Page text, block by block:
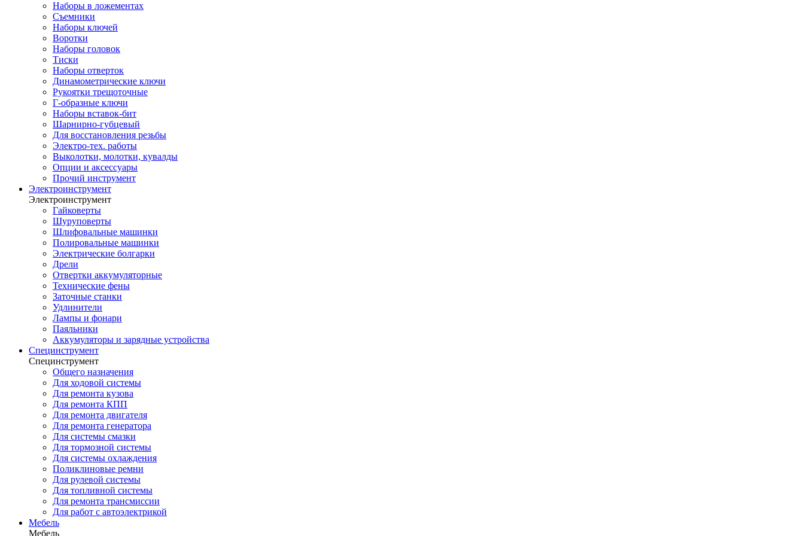
Наборы в ложементах
Съемники
Наборы ключей
Воротки
Наборы головок
Тиски
Наборы отверток
Динамометрические ключи
Рукоятки трещоточные
Г-образные ключи
Наборы вставок-бит
Шарнирно-губцевый
Для восстановления резьбы
Электро-тех. работы
Выколотки, молотки, кувалды
Опции и аксессуары
Прочий инструмент
Электроинструмент
Электроинструмент
Гайковерты
Шуруповерты
Шлифовальные машинки
Полировальные машинки
Электрические болгарки
Дрели
Отвертки аккумуляторные
Технические фены
Заточные станки
Удлинители
Лампы и фонари
Паяльники
Аккумуляторы и зарядные устройства
Специнструмент
Специнструмент
Общего назначения
Для ходовой системы
Для ремонта кузова
Для ремонта КПП
Для ремонта двигателя
Для ремонта генератора
Для системы смазки
Для тормозной системы
Для системы охлаждения
Поликлиновые ремни
Для рулевой системы
Для топливной системы
Для ремонта трансмиссии
Для работ с автоэлектрикой
Мебель
Мебель